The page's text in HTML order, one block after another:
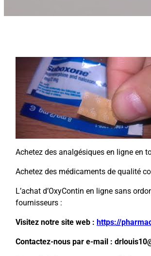
Achetez des analgésiques en ligne en
Achetez des médicaments de qualité
L’achat d’OxyContin en ligne sans
fournisseurs :
Visitez notre site web : https://
Contactez-nous par e-mail :